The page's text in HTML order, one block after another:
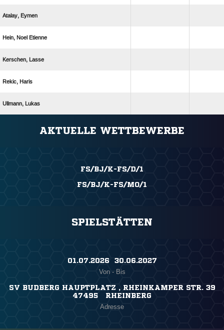
 
  
 
 
 
AKTUELLE WETTBEWERBE
FS/BJ/K-FS/D/1
FS/BJ/K-FS/MO/1
SPIELSTÄTTEN
01.07.2026 ​ 30.06.2027
Von - Bis
SV BUDBERG HAUPTPLATZ , RHEINKAMPER STR. 39
47495 RHEINBERG
Adresse